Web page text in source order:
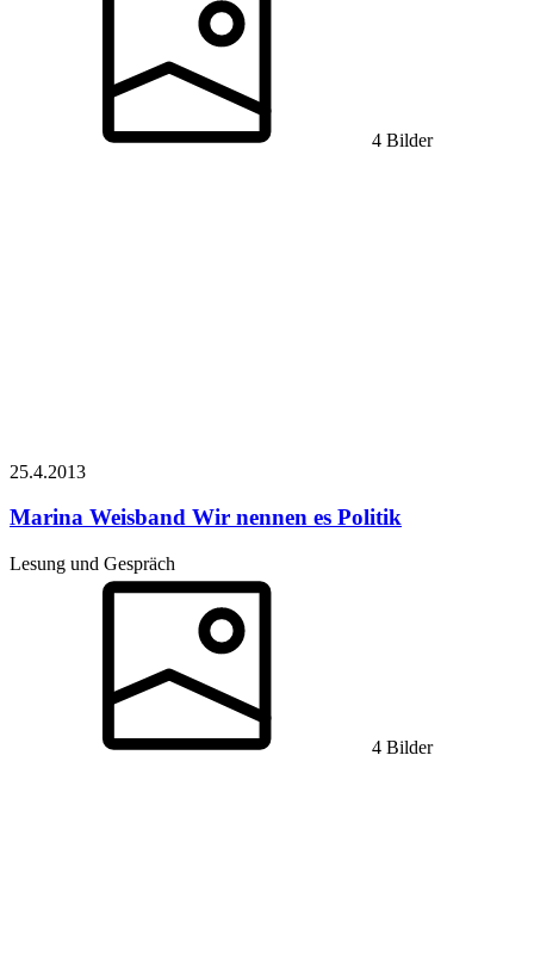
4 Bilder
25.4.2013
Marina Weisband Wir nennen es Politik
Lesung und Gespräch
4 Bilder